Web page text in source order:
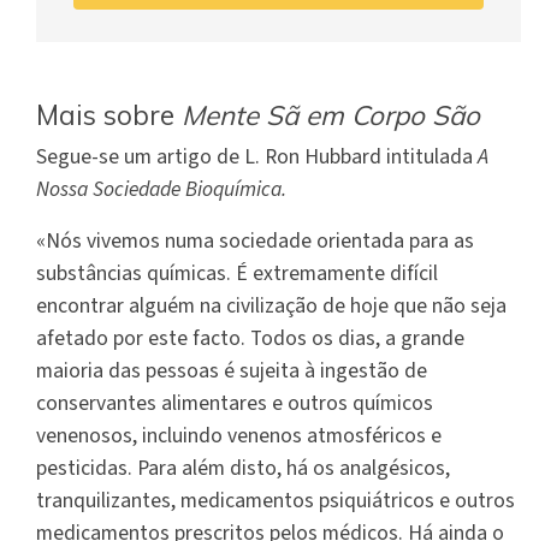
Mais sobre Mente Sã em Corpo São
Segue-se um artigo de L. Ron Hubbard intituladaA
Nossa Sociedade Bioquímica.
«Nós vivemos numa sociedade orientada para as
substâncias químicas. É extremamente difícil
encontrar alguém na civilização de hoje que não seja
afetado por este facto. Todos os dias, a grande
maioria das pessoas é sujeita à ingestão de
conservantes alimentares e outros químicos
venenosos, incluindo venenos atmosféricos e
pesticidas. Para além disto, há os analgésicos,
tranquilizantes, medicamentos psiquiátricos e outros
medicamentos prescritos pelos médicos. Há ainda o